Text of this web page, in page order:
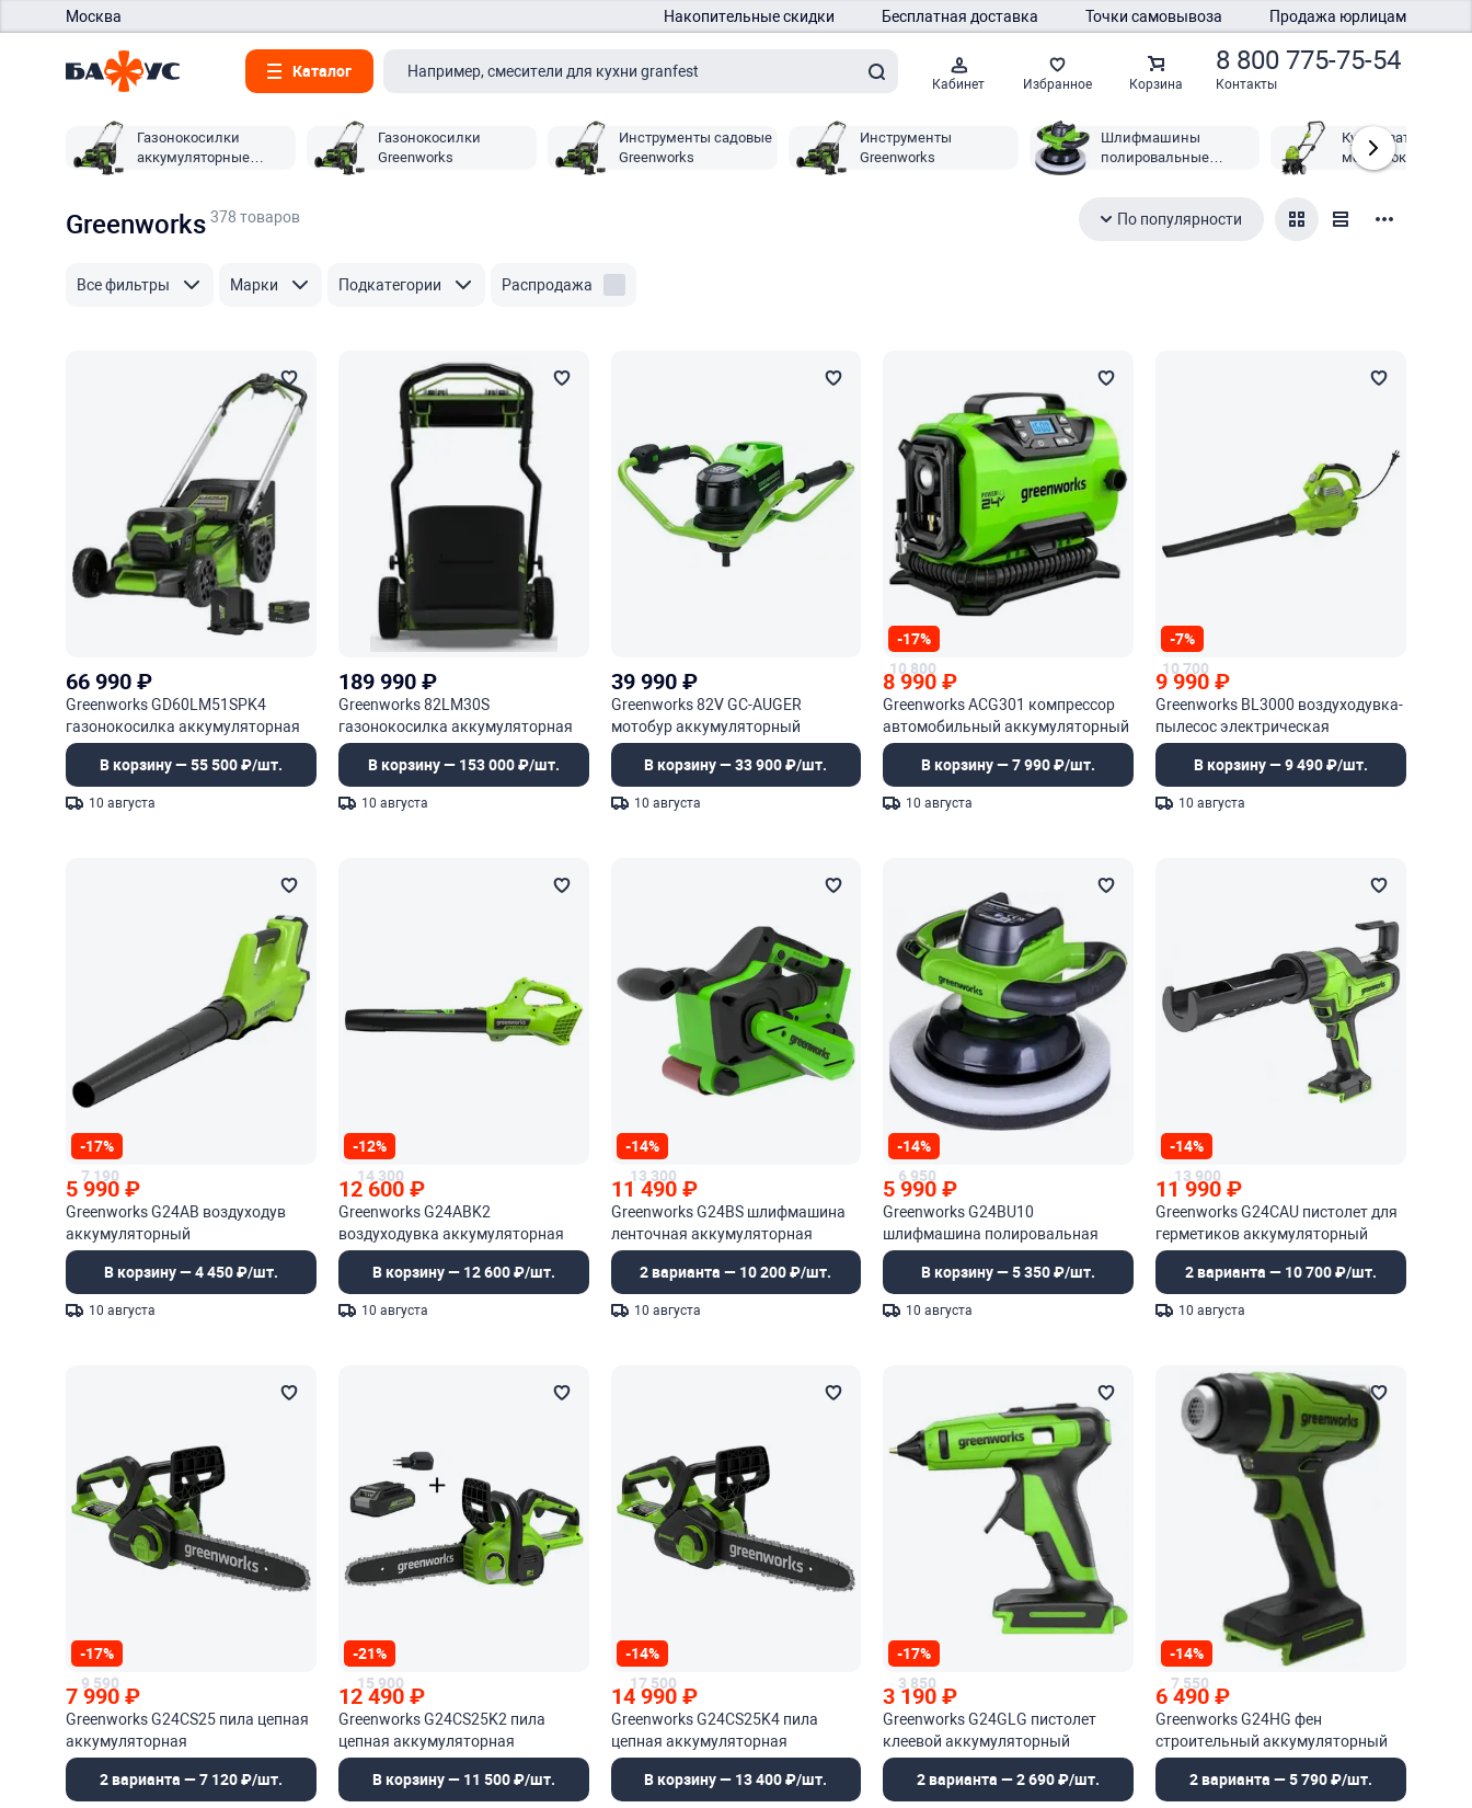
Москва Накопительные скидки Бесплатная доставка Точки самовывоза Продажа юрлицам
Каталог
Кабинет Избранное Корзина
8 800 775-75-54
Контакты
Газонокосилки
аккумуляторные
Газонокосилки
Greenworks
Инструменты садовые
Greenworks
Инструменты
Greenworks
Шлифмашины
полировальные
Культиваторы и
мотоблоки
Greenworks378 товаров По популярности
Все фильтры Марки Подкатегории Распродажа
66 990₽
Greenworks GD60LM51SPK4
газонокосилка аккумуляторная
самоходная
В корзину — 55 500 ₽/шт.
10 августа
189 990₽
Greenworks 82LM30S
газонокосилка аккумуляторная
самоходная
В корзину — 153 000 ₽/шт.
10 августа
39 990 ₽
Greenworks 82V GC-AUGER
мотобур аккумуляторный
В корзину — 33 900 ₽/шт.
10 августа
-17%
10 800
8 990₽
Greenworks ACG301 компрессор
автомобильный аккумуляторный
В корзину — 7 990 ₽/шт.
10 августа
-7%
10 700
9 990₽
Greenworks BL3000 воздуходувка-
пылесос электрическая
В корзину — 9 490 ₽/шт.
10 августа
-17%
7 190
5 990₽
Greenworks G24AB воздуходув
аккумуляторный
В корзину — 4 450 ₽/шт.
10 августа
-12%
14 300
12 600₽
Greenworks G24ABK2
воздуходувка аккумуляторная
В корзину — 12 600 ₽/шт.
10 августа
-14%
13 300
11 490 ₽
Greenworks G24BS шлифмашина
ленточная аккумуляторная
2 варианта — 10 200 ₽/шт.
10 августа
-14%
6 950
5 990₽
Greenworks G24BU10
шлифмашина полировальная
аккумуляторная
В корзину — 5 350 ₽/шт.
10 августа
-14%
13 900
11 990₽
Greenworks G24CAU пистолет для
герметиков аккумуляторный
2 варианта — 10 700 ₽/шт.
10 августа
-17%
9 590
7 990₽
Greenworks G24CS25 пила цепная
аккумуляторная
2 варианта — 7 120 ₽/шт.
-21%
15 900
12 490₽
Greenworks G24CS25K2 пила
цепная аккумуляторная
В корзину — 11 500 ₽/шт.
-14%
17 500
14 990 ₽
Greenworks G24CS25K4 пила
цепная аккумуляторная
В корзину — 13 400 ₽/шт.
-17%
3 850
3 190₽
Greenworks G24GLG пистолет
клеевой аккумуляторный
2 варианта — 2 690 ₽/шт.
-14%
7 550
6 490₽
Greenworks G24HG фен
строительный аккумуляторный
2 варианта — 5 790 ₽/шт.